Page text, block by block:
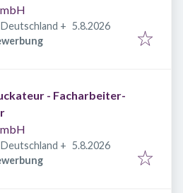
+ Veröffentlicht
5.8.2026
- Facharbeiter-
+ Veröffentlicht
5.8.2026